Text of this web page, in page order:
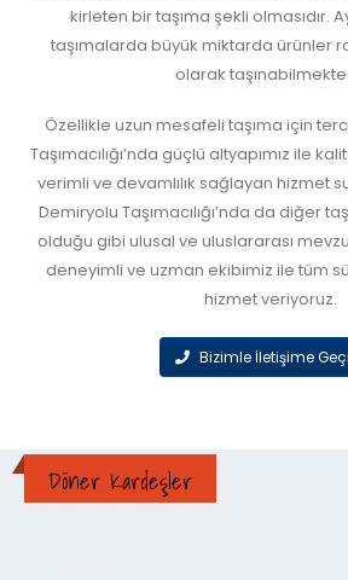
kirleten bir taşıma şekli olmasıdır.
taşımalarda büyük miktarda ürünler
olarak
Özellikle uzun mesafeli taşıma için
Taşımacılığı’nda güçlü altyapımız ile
verimli ve devamlılık sağlayan hizmet
Demiryolu Taşımacılığı’nda da diğer
olduğu gibi ulusal ve uluslararası
deneyimli ve uzman ekibimiz ile tüm
hizmet veriyoruz.
Bizimle İletişime
Döner Kardeşler